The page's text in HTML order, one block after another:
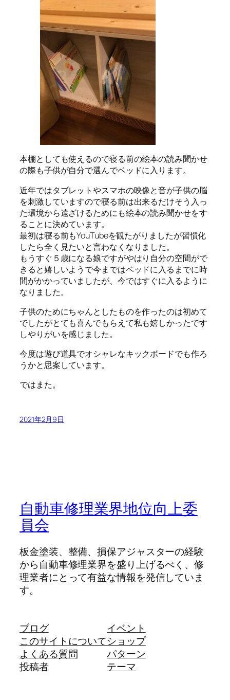
本棚としても使えるので寝る前の絵本の読み聞かせ
の際も子供が自分で選んでベッドに入ります。
近年ではタブレットやスマホの映像と音が子供の脳
を刺激していますので寝る前は出来るだけそう入っ
た環境から遠ざけるためにも絵本の読み聞かせをす
ることに決めています。
最初は寝る前もYouTubeを観たがりましたが習慣化
したら全く見たいと言わなくなりました。
もうすぐ５歳になる娘ですがやはり自分の空間がで
きると嬉しいようで今まではベッドに入るまでに時
間がかかっていましたが、今ではすぐに入るように
なりました。
子供のためにちゃんとしたものを作ったのは初めて
でしたがとても喜んでもらえて私も嬉しかったです
しやりがいを感じました。
今度は遊び道具でオシャレなキックボードでも作ろ
うかと思案しています。
ではまた。
2021年2月9日
自動車修理業界地位向上委
員会
板金塗装、整備、損保アジャスターの経験
から自動車修理業界を盛り上げるべく、修
理業者にとって有益な情報を発信していま
す。
ブログ
このサイトについて
よくある質問
投稿者
イベント
ショップ
パターン
テーマ